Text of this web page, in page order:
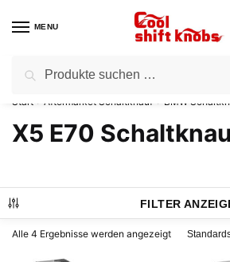
Navigation
Inhalt MENU
nach:
⭐Kostenloser Versand für alle
Start Aftermarket Schaltknauf BMW
X5 E70
FILTER
Alle 4 Ergebnisse werden angezeigt